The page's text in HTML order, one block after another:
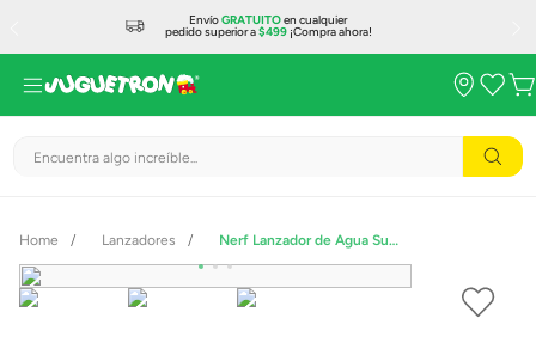
EnvíoGRATUITOen cualquier
pedido superior a$499¡Compra ahora!
Encuentra algo increíble...
Lanzadores Nerf Lanzador de Agua Supersoaker Hydro